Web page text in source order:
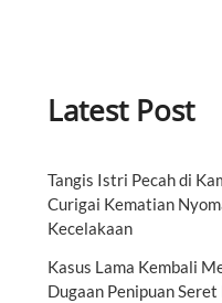
Latest Post
Tangis Istri Pecah di
Curigai Kematian
Kecelakaan
Kasus Lama Kembali
Dugaan Penipuan